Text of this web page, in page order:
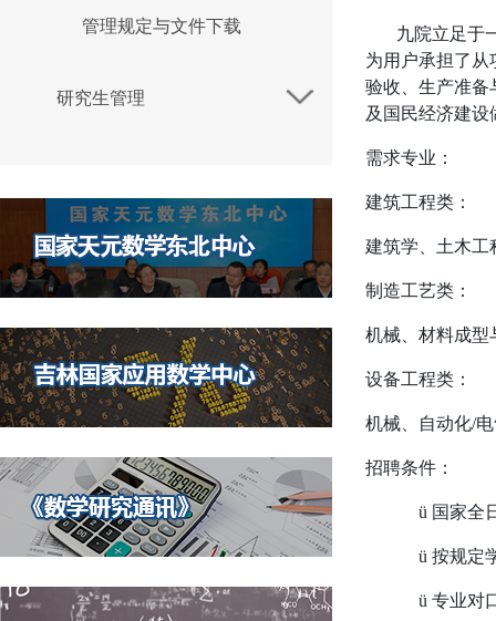
管理规定与文件下载
研究生管理
九院立足于
为用户承担了
验收、生产准备
及国民经济建
需求专业：
建筑工程类：
建筑学、土木工
制造工艺类：
机械、材料成型
设备工程类：
机械、自动化/
招聘条件：
ü 国家全
ü 按规定
ü 专业对